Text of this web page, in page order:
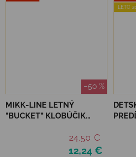
–50 %
MIKK-LINE LETNÝ
"BUCKET" KLOBÚČIK
12,24 €
24,50 €
LETO